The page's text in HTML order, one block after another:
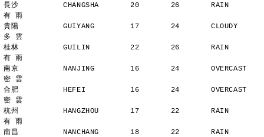
長沙          CHANGSHA       20       26       RAIN
有 雨
貴陽          GUIYANG        17       24       CLOUDY
多 雲
桂林          GUILIN         22       26       RAIN
有 雨
南京          NANJING        16       24       OVERCAST
密 雲
合肥          HEFEI          16       24       OVERCAST
密 雲
杭州          HANGZHOU       17       22       RAIN
有 雨
南昌          NANCHANG       18       22       RAIN